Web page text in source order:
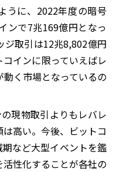
うに、2022年度の暗号
ンで7兆169億円となっ
ジ取引は12兆8,802億円
インに限っていえばレ
く市場となっているの
現物取引よりもレバレ
高い。今後、ビットコ
など大型イベントを鑑
性化することが各社の